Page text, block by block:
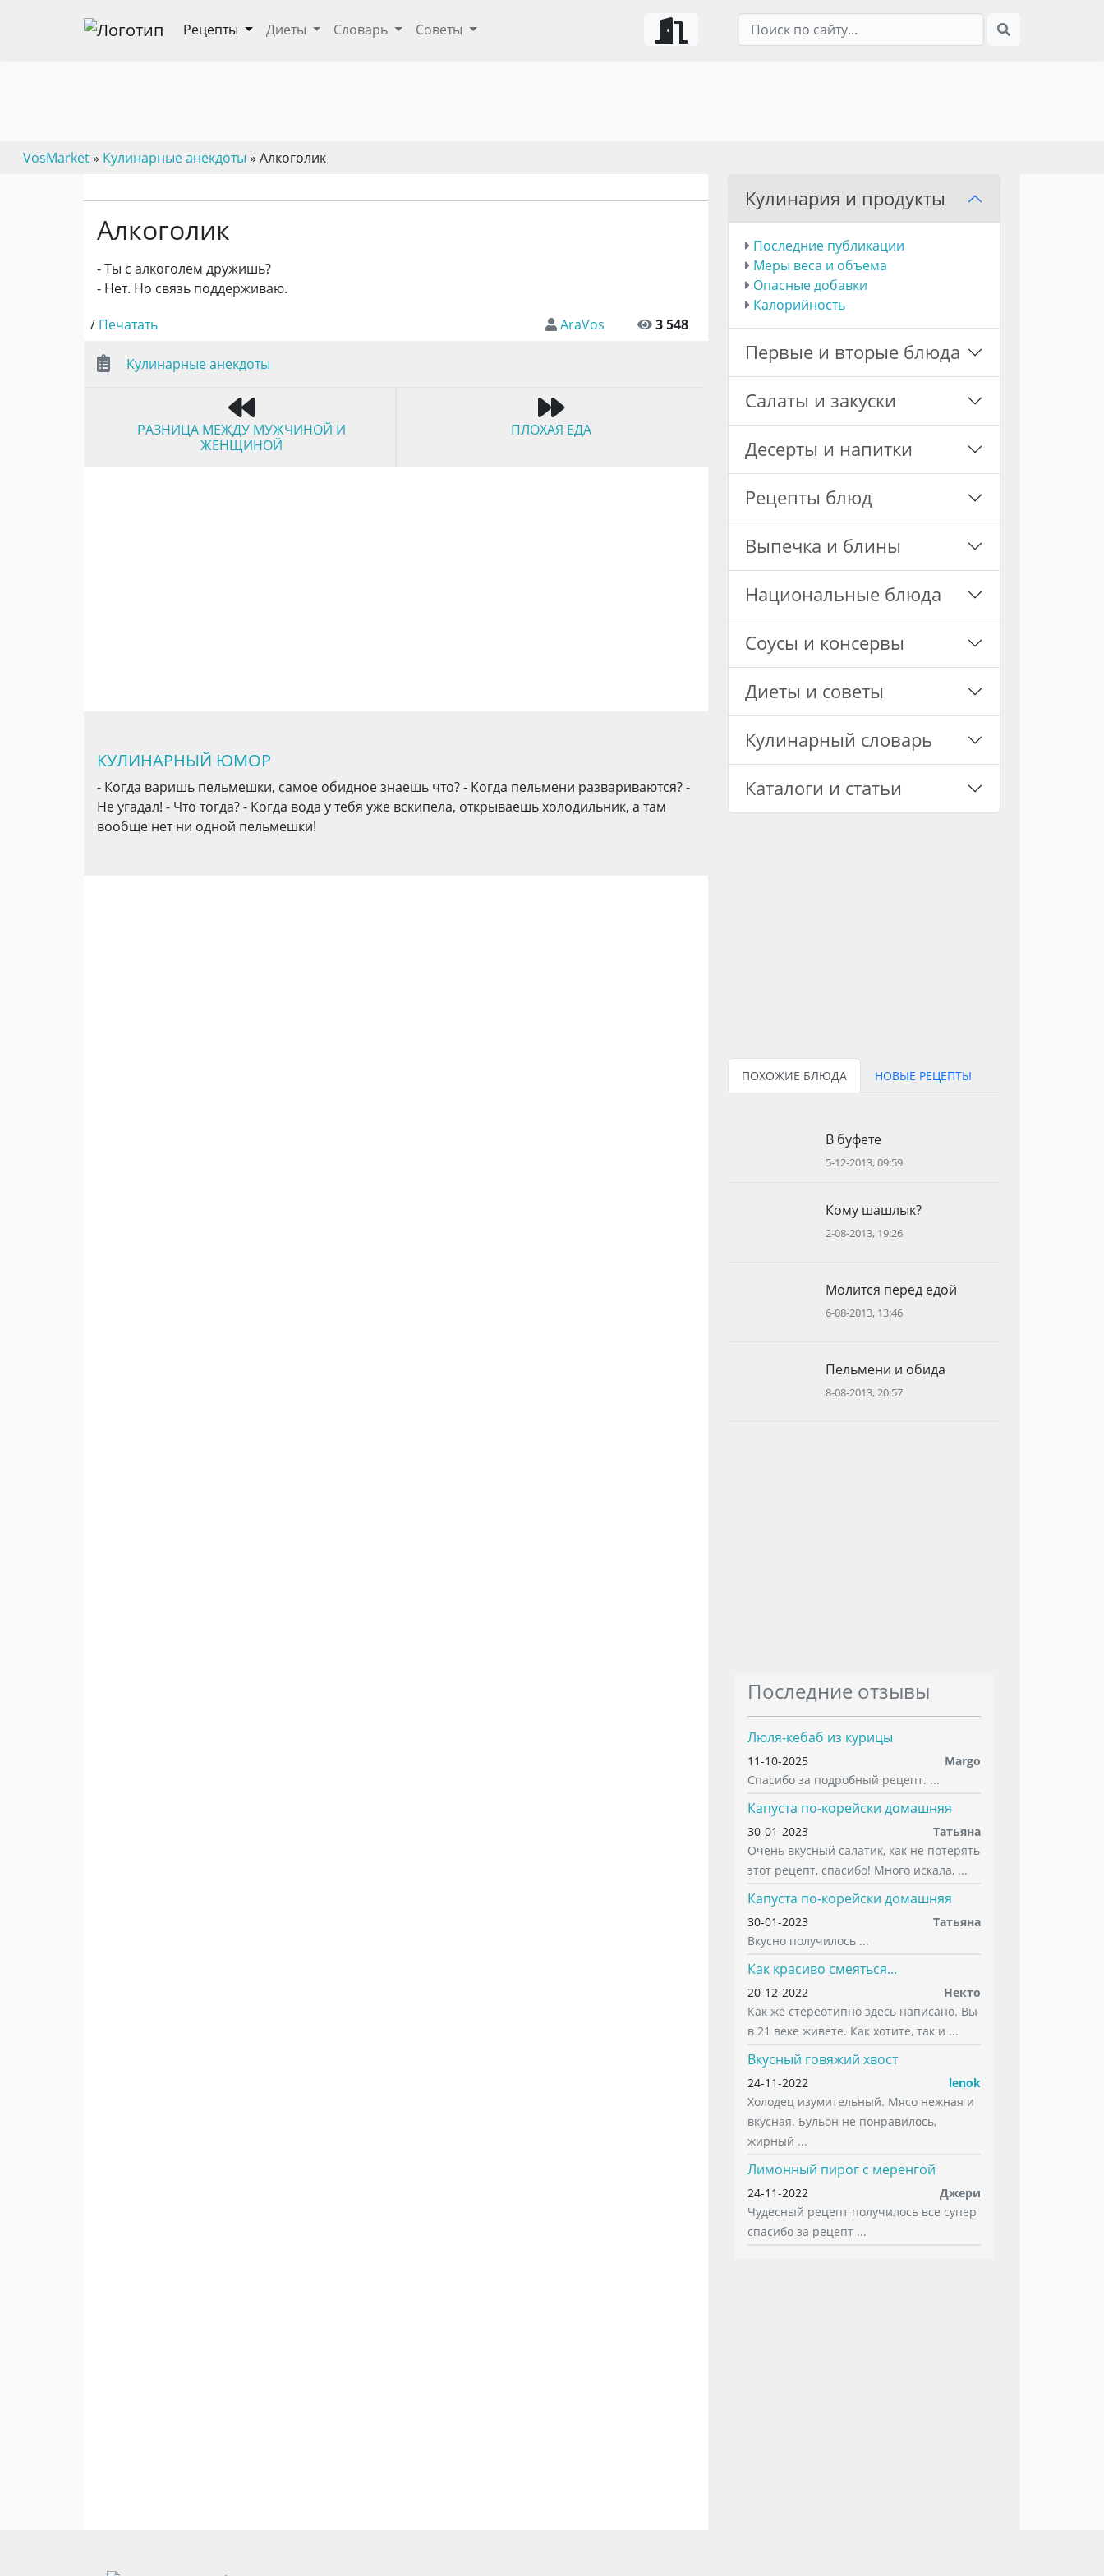
Рецепты Диеты Словарь Советы
VosMarket» Кулинарные анекдоты » Алкоголик
Алкоголик
- Ты с алкоголем дружишь?
- Нет. Но связь поддерживаю.
AraVos
3 548
/ Печатать
Кулинарные анекдоты
РАЗНИЦА МЕЖДУ МУЖЧИНОЙ И
ЖЕНЩИНОЙ
ПЛОХАЯ ЕДА
КУЛИНАРНЫЙ ЮМОР
- Когда варишь пельмешки, самое обидное знаешь что? - Когда пельмени развариваются? -
Не угадал! - Что тогда? - Когда вода у тебя уже вскипела, открываешь холодильник, а там
вообще нет ни одной пельмешки!
Кулинария и продукты
Последние публикации
Меры веса и объема
Опасные добавки
Калорийность
Первые и вторые блюда
Салаты и закуски
Десерты и напитки
Рецепты блюд
Выпечка и блины
Национальные блюда
Соусы и консервы
Диеты и советы
Кулинарный словарь
Каталоги и статьи
ПОХОЖИЕ БЛЮДА НОВЫЕ РЕЦЕПТЫ
В буфете
5-12-2013, 09:59
Кому шашлык?
2-08-2013, 19:26
Молится перед едой
6-08-2013, 13:46
Пельмени и обида
8-08-2013, 20:57
Последние отзывы
Люля-кебаб из курицы
11-10-2025
Margo
Спасибо за подробный рецепт. ...
Капуста по-корейски домашняя
30-01-2023
Татьяна
Очень вкусный салатик, как не потерять
этот рецепт, спасибо! Много искала, ...
Капуста по-корейски домашняя
30-01-2023
Татьяна
Вкусно получилось ...
Как красиво смеяться...
20-12-2022
Некто
Как же стереотипно здесь написано. Вы
в 21 веке живете. Как хотите, так и ...
Вкусный говяжий хвост
24-11-2022
lenok
Холодец изумительный. Мясо нежная и
вкусная. Бульон не понравилось,
жирный ...
Лимонный пирог с меренгой
24-11-2022
Джери
Чудесный рецепт получилось все супер
спасибо за рецепт ...